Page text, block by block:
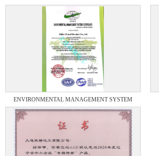
ENVIRONMENTAL MANAGEMENT SYSTEM
CERTIFICATE（ISO 14001）